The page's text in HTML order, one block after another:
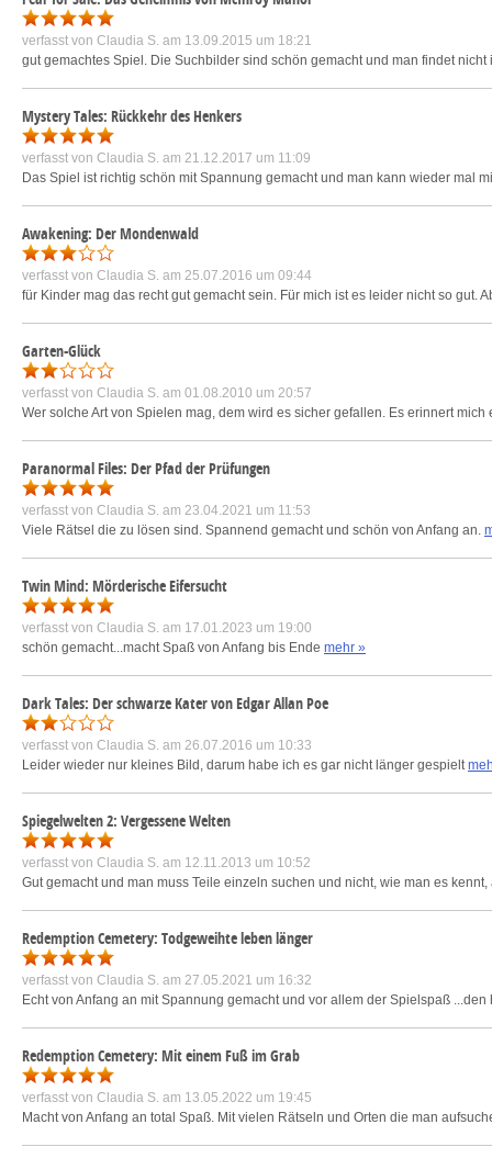
verfasst von Claudia S. am 13.09.2015 um 18:21
gut gemachtes Spiel. Die Suchbilder sind schön gemacht und man findet
Mystery Tales: Rückkehr des Henkers
verfasst von Claudia S. am 21.12.2017 um 11:09
Das Spiel ist richtig schön mit Spannung gemacht und man kann wieder mal
Awakening: Der Mondenwald
verfasst von Claudia S. am 25.07.2016 um 09:44
für Kinder mag das recht gut gemacht sein. Für mich ist es leider nicht so gut.
Garten-Glück
verfasst von Claudia S. am 01.08.2010 um 20:57
Wer solche Art von Spielen mag, dem wird es sicher gefallen. Es erinnert
Paranormal Files: Der Pfad der Prüfungen
verfasst von Claudia S. am 23.04.2021 um 11:53
Viele Rätsel die zu lösen sind. Spannend gemacht und schön von Anfang an.
Twin Mind: Mörderische Eifersucht
verfasst von Claudia S. am 17.01.2023 um 19:00
schön gemacht...macht Spaß von Anfang bis Ende mehr »
Dark Tales: Der schwarze Kater von Edgar Allan Poe
verfasst von Claudia S. am 26.07.2016 um 10:33
Leider wieder nur kleines Bild, darum habe ich es gar nicht länger gespielt
Spiegelwelten 2: Vergessene Welten
verfasst von Claudia S. am 12.11.2013 um 10:52
Gut gemacht und man muss Teile einzeln suchen und nicht, wie man es
Redemption Cemetery: Todgeweihte leben länger
verfasst von Claudia S. am 27.05.2021 um 16:32
Echt von Anfang an mit Spannung gemacht und vor allem der Spielspaß
Redemption Cemetery: Mit einem Fuß im Grab
verfasst von Claudia S. am 13.05.2022 um 19:45
Macht von Anfang an total Spaß. Mit vielen Rätseln und Orten die man